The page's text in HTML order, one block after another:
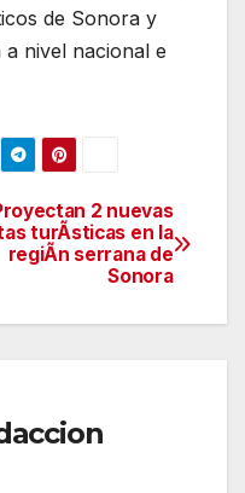
de Sonora y
nivel nacional e
2 nuevas
turÃsticas en la
regiÃn serrana de
Sonora